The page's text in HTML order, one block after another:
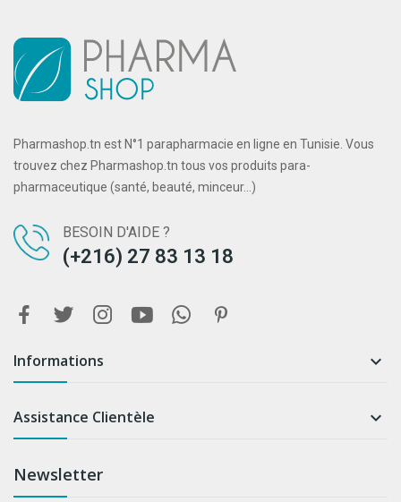
Pharmashop.tn est N°1 parapharmacie en ligne en Tunisie. Vous
trouvez chez Pharmashop.tn tous vos produits para-
pharmaceutique (santé, beauté, minceur...)
BESOIN D'AIDE ?
(+216) 27 83 13 18
Informations 
Assistance Clientèle 
Newsletter